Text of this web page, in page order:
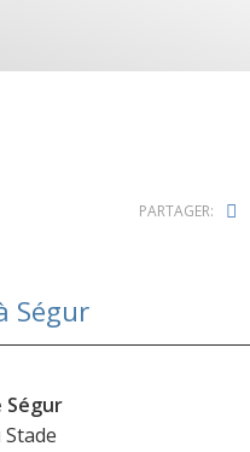
PARTAGER:
Ségur
Ségur